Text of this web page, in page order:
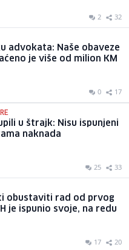
2 32
advokata: Naše obaveze
je više od milion KM
0 17
u štrajk: Nisu ispunjeni
naknada
25 33
obustaviti rad od prvog
je ispunio svoje, na redu
17 20